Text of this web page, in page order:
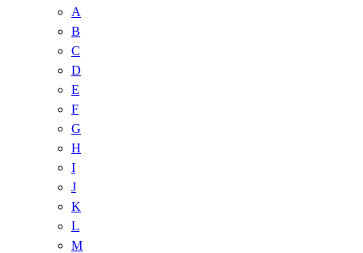
A
B
C
D
E
F
G
H
I
J
K
L
M